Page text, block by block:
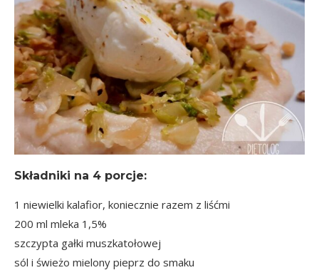
Składniki na 4 porcje:
1 niewielki kalafior, koniecznie razem z liśćmi
200 ml mleka 1,5%
szczypta gałki muszkatołowej
sól i świeżo mielony pieprz do smaku